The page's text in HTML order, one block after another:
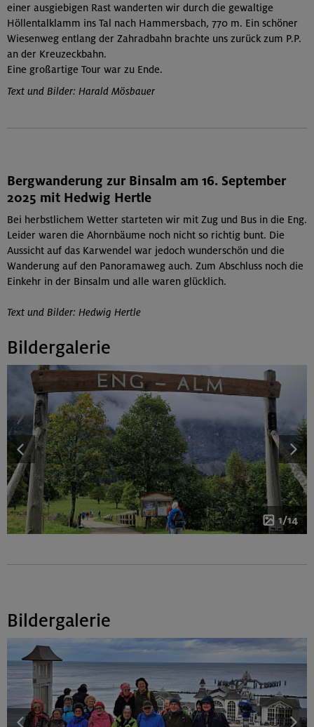
einer ausgiebigen Rast wanderten wir durch die gewaltige
Höllentalklamm ins Tal nach Hammersbach, 770 m. Ein schöner
Wiesenweg entlang der Zahradbahn brachte uns zurück zum P.P.
an der Kreuzeckbahn.
Eine großartige Tour war zu Ende.
Text und Bilder: Harald Mösbauer
Bergwanderung zur Binsalm am 16. September
2025 mit Hedwig Hertle
Bei herbstlichem Wetter starteten wir mit Zug und Bus in die Eng.
Leider waren die Ahornbäume noch nicht so richtig bunt. Die
Aussicht auf das Karwendel war jedoch wunderschön und die
Wanderung auf den Panoramaweg auch. Zum Abschluss noch die
Einkehr in der Binsalm und alle waren glücklich.
Text und Bilder: Hedwig Hertle
Bildergalerie
1/14
Bildergalerie